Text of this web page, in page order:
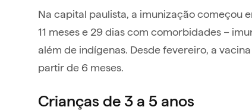
Na capital paulista, a imunização começou
11 meses e 29 dias com comorbidades –
além de indígenas. Desde fevereiro, a
partir de 6 meses.
Crianças de 3 a 5 anos